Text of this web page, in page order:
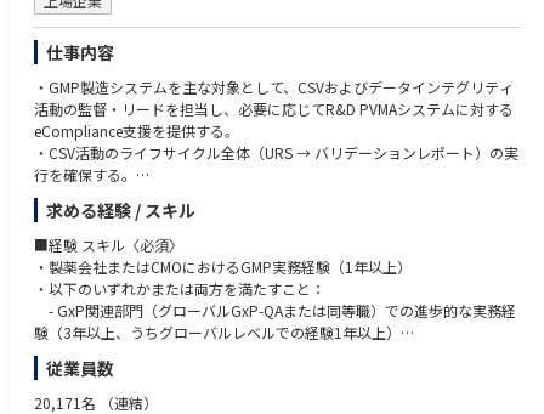
■経験 スキル〈尚可〉
• プロジェクトマネジメントのスキルおよび実務経験
• ICH Q10、PIC/S GMP Annex 11、MHLW ER/ESを含むGMP規制の深い知
識
• リスクベースのアプローチによるCMO/ベンダーシステムアセスメント用
監査チェックリストの作成・実施能力
• 製造環境におけるデータインテグリティ（ALCOA++原則）の知識と実
装・評価経験
• CSVライフサイクルおよびGAMP5手法に関する専門知識
• AI/MLバリデーションに関する知識
• 修士号または博士号
• 規制当局査察（FDA、EMA、PMDA）に関する実務経験
• グローバルベンダーガバナンスモデルの標準化・統一化への経験
• デジタル品質イニシアチブ（システム統合、AIバリデーション等）への
関与経験
仕事内容
・GMP製造システムを主な対象として、CSVおよびデータインテグリティ
活動の監督・リードを担当し、必要に応じてR&D PVMAシステムに対する
eCompliance支援を提供する。
・CSV活動のライフサイクル全体（URS → バリデーションレポート）の実
行を確保する。
・GxPシステムのリスクベースバリデーションおよびDI評価、バリデーシ
ョン計画書・ユーザー要件仕様書・機能/設計仕様書・テストプロトコル
（IQ/OQ/PQ）・トレーサビリティマトリクス・バリデーション報告書・S
OP・変更管理文書など、システムライフサイクル文書の管理・監督を行
う。
・初期リスクアセスメントの実施、ベンダーデューデリジェンス、グロー
バル/ローカルITシステムへのバリデーションアプローチの提供、GxPシス
・リスクレベルおよび頻度に基づき、GxPシステムの定期評価を実施す
る。
求める経験 / スキル
■経験 スキル〈必須〉
・製薬会社またはCMOにおけるGMP実務経験（1年以上）
・以下のいずれかまたは両方を満たすこと：
- GxP関連部門（グローバルGxP-QAまたは同等職）での進歩的な実務経
験（3年以上、うちグローバルレベルでの経験1年以上）
- グローバルレベルでのCSVまたは品質関連ITシステム管理の実務経験（1
年以上または同等）、およびISPE GAMP5第1版の深い知識と第2版への習
熟
従業員数
20,171名 （連結）